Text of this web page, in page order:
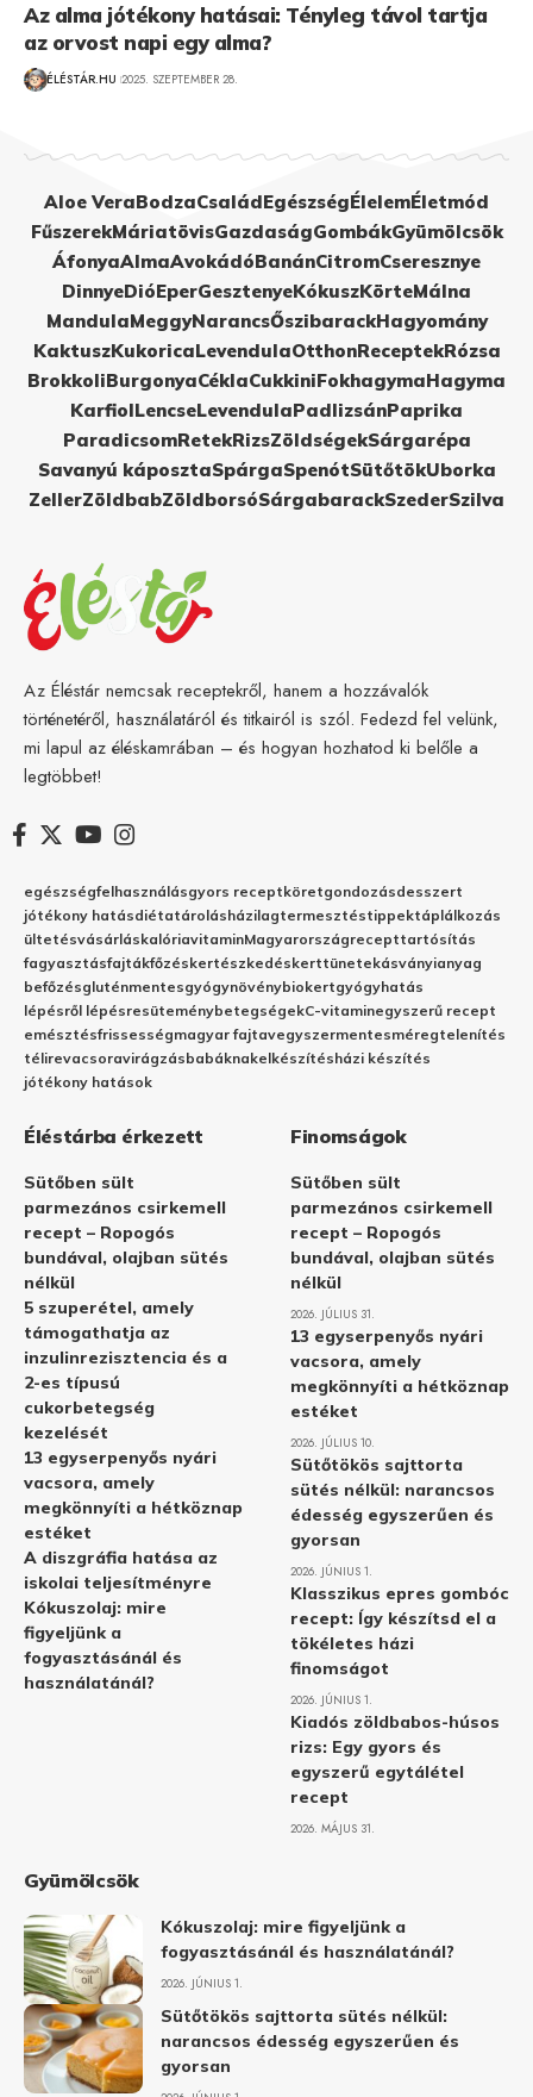
Az alma jótékony hatásai: Tényleg távol tartja
az orvost napi egy alma?
ÉLÉSTÁR.HU 2025. SZEPTEMBER 28.
Aloe VeraBodzaCsaládEgészségÉlelemÉletmód
FűszerekMáriatövisGazdaságGombákGyümölcsök
ÁfonyaAlmaAvokádóBanánCitromCseresznye
DinnyeDióEperGesztenyeKókuszKörteMálna
MandulaMeggyNarancsŐszibarackHagyomány
KaktuszKukoricaLevendulaOtthonReceptekRózsa
BrokkoliBurgonyaCéklaCukkiniFokhagymaHagyma
KarfiolLencseLevendulaPadlizsánPaprika
ParadicsomRetekRizsZöldségekSárgarépa
Savanyú káposztaSpárgaSpenótSütőtökUborka
ZellerZöldbabZöldborsóSárgabarackSzederSzilva
Az Éléstár nemcsak receptekről, hanem a hozzávalók
történetéről, használatáról és titkairól is szól. Fedezd fel velünk,
mi lapul az éléskamrában – és hogyan hozhatod ki belőle a
legtöbbet!
egészségfelhasználásgyors receptköretgondozásdesszert
jótékony hatásdiétatárolásházilagtermesztéstippektáplálkozás
ültetésvásárláskalóriavitaminMagyarországrecepttartósítás
fagyasztásfajtákfőzéskertészkedéskerttünetekásványianyag
befőzésgluténmentesgyógynövénybiokertgyógyhatás
lépésről lépésresüteménybetegségekC-vitaminegyszerű recept
emésztésfrissességmagyar fajtavegyszermentesméregtelenítés
télirevacsoravirágzásbabáknakelkészítésházi készítés
jótékony hatások
Éléstárba érkezett
Sütőben sült
parmezános csirkemell
recept – Ropogós
bundával, olajban sütés
nélkül
5 szuperétel, amely
támogathatja az
inzulinrezisztencia és a
2-es típusú
cukorbetegség
kezelését
13 egyserpenyős nyári
vacsora, amely
megkönnyíti a hétköznap
estéket
A diszgráfia hatása az
iskolai teljesítményre
Kókuszolaj: mire
figyeljünk a
fogyasztásánál és
használatánál?
Finomságok
Sütőben sült
parmezános csirkemell
recept – Ropogós
bundával, olajban sütés
nélkül
2026. JÚLIUS 31.
13 egyserpenyős nyári
vacsora, amely
megkönnyíti a hétköznap
estéket
2026. JÚLIUS 10.
Sütőtökös sajttorta
sütés nélkül: narancsos
édesség egyszerűen és
gyorsan
2026. JÚNIUS 1.
Klasszikus epres gombóc
recept: Így készítsd el a
tökéletes házi
finomságot
2026. JÚNIUS 1.
Kiadós zöldbabos-húsos
rizs: Egy gyors és
egyszerű egytálétel
recept
2026. MÁJUS 31.
Gyümölcsök
Kókuszolaj: mire figyeljünk a
fogyasztásánál és használatánál?
2026. JÚNIUS 1.
Sütőtökös sajttorta sütés nélkül:
narancsos édesség egyszerűen és
gyorsan